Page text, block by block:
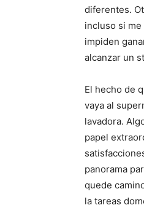
diferentes.
incluso si
impiden
alcanzar un
El hecho de
vaya al
lavadora.
papel
panorama
quede
la tareas